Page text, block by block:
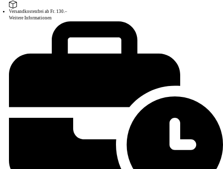
Versandkostenfrei ab Fr. 130.–
Weitere Informationen